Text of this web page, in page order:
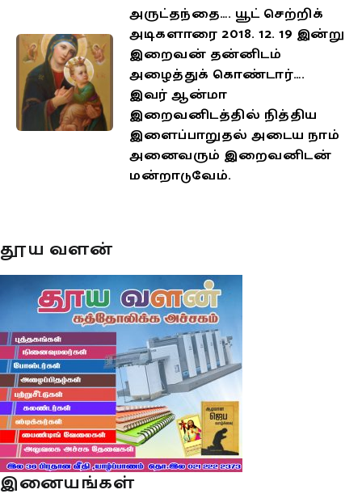
அருட்தந்தை…. யூட் செற்றிக்
அடிகளாரை 2018. 12. 19 இன்று
இறைவன் தன்னிடம்
அழைத்துக் கொண்டார்….
இவர் ஆன்மா
இறைவனிடத்தில் நித்திய
இளைப்பாறுதல் அடைய நாம்
அனைவரும் இறைவனிடன்
மன்றாடுவேம்.
தூய வளன்
இனையங்கள்